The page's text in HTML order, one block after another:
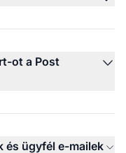
ot a Post
és ügyfél e-mailek